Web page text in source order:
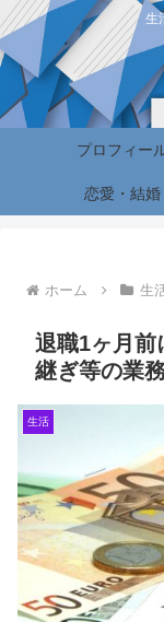
生
プロフィー
恋愛・結婚
ホーム 生
退職1ヶ月前
継ぎ等の業
生活